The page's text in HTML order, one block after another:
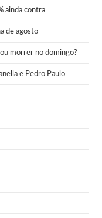
ainda contra
de agosto
morrer no domingo?
e Pedro Paulo